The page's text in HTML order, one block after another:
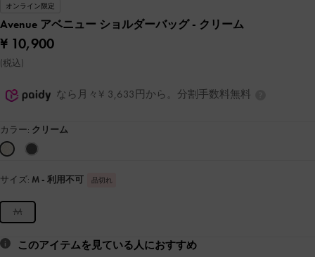
オンライン限定
Avenue アベニュー ショルダーバッグ- クリーム
¥ 10,900
(税込)
なら月々¥ 3,633円から。分割手数料無料
カラー: クリーム
サイズ: M - 利用不可 品切れ
M
このアイテムを見ている人におすすめ